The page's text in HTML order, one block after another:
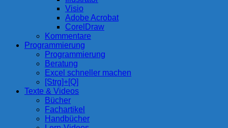
Visio
Adobe Acrobat
CorelDraw
Kommentare
Programmierung
Programmierung
Beratung
Excel schneller machen
[Strg]+[Q]
Texte & Videos
Bücher
Fachartikel
Handbücher